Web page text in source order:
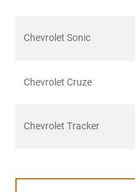
Chevrolet Sonic
Chevrolet Cruze
Chevrolet Tracker